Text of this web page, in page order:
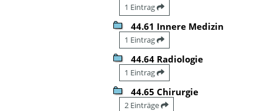
1 Eintrag
44.61 Innere Medizin
1 Eintrag
44.64 Radiologie
1 Eintrag
44.65 Chirurgie
2 Einträge